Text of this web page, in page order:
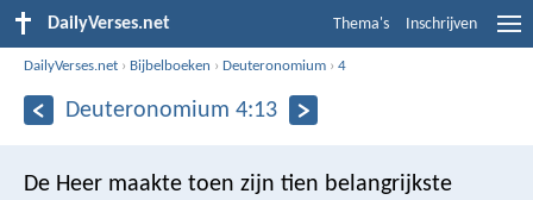
DailyVerses.net Thema's Inschrijven
DailyVerses.net › Bijbelboeken ›Deuteronomium ›4
Deuteronomium 4:13
De Heer maakte toen zijn tien belangrijkste